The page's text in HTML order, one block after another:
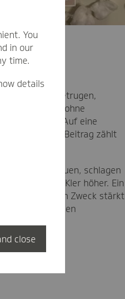
700 Euro betrugen,
„Ärzte ohne
weitergeleitet. Auf eine
jeder Beitrag zählt
Spenden freuen, schlagen
und TKler höher. Ein
für den guten Zweck stärkt
und unter den
You
in our
time.
details
close